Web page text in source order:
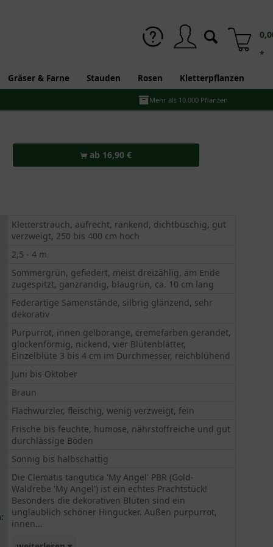
*
Gräser & Farne Stauden Rosen Kletterpflanzen
Mehr als 10.000 Pflanzen
ab 16,90 €
Kletterstrauch, aufrecht, rankend, dichtbuschig, gut
verzweigt, 250 bis 400 cm hoch
2,5 - 4 m
Sommergrün, gefiedert, meist dreizählig, am Ende
zugespitzt, ganzrandig, blaugrün, ca. 10 cm lang
Federartige Samenstände, silbrig glänzend, sehr
dekorativ
Purpurrot, innen gelborange, cremefarben gerandet,
glockenförmig, nickend, vier Blütenblätter,
Einzelblüte 3 bis 4 cm im Durchmesser, reichblühend
Juni bis Oktober
Braun
Flachwurzler, fleischig, wenig verzweigt, fein
Frische bis feuchte, humose, nährstoffreiche und gut
durchlässige Böden
Sonnig bis halbschattig
Die Clematis tangutica 'My Angel' PBR (Gold-
Waldrebe 'My Angel') ist ein echtes Prachtstück!
Besonders die dekorativen Blüten sind ein
unglaublich schöner Hingucker. Außen purpurrot,
innen...